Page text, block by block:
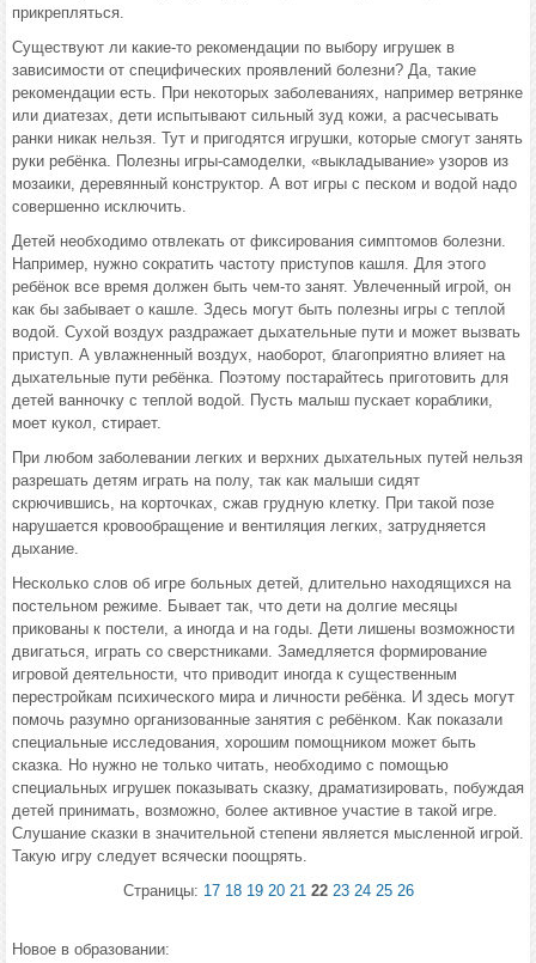
прикрепляться.
Существуют ли какие-то рекомендации по выбору игрушек в
зависимости от специфических проявлений болезни? Да, такие
рекомендации есть. При некоторых заболеваниях, например ветрянке
или диатезах, дети испытывают сильный зуд кожи, а расчесывать
ранки никак нельзя. Тут и пригодятся игрушки, которые смогут занять
руки ребёнка. Полезны игры-самоделки, «выкладывание» узоров из
мозаики, деревянный конструктор. А вот игры с песком и водой надо
совершенно исключить.
Детей необходимо отвлекать от фиксирования симптомов болезни.
Например, нужно сократить частоту приступов кашля. Для этого
ребёнок все время должен быть чем-то занят. Увлеченный игрой, он
как бы забывает о кашле. Здесь могут быть полезны игры с теплой
водой. Сухой воздух раздражает дыхательные пути и может вызвать
приступ. А увлажненный воздух, наоборот, благоприятно влияет на
дыхательные пути ребёнка. Поэтому постарайтесь приготовить для
детей ванночку с теплой водой. Пусть малыш пускает кораблики,
моет кукол, стирает.
При любом заболевании легких и верхних дыхательных путей нельзя
разрешать детям играть на полу, так как малыши сидят
скрючившись, на корточках, сжав грудную клетку. При такой позе
нарушается кровообращение и вентиляция легких, затрудняется
дыхание.
Несколько слов об игре больных детей, длительно находящихся на
постельном режиме. Бывает так, что дети на долгие месяцы
прикованы к постели, а иногда и на годы. Дети лишены возможности
двигаться, играть со сверстниками. Замедляется формирование
игровой деятельности, что приводит иногда к существенным
перестройкам психического мира и личности ребёнка. И здесь могут
помочь разумно организованные занятия с ребёнком. Как показали
специальные исследования, хорошим помощником может быть
сказка. Но нужно не только читать, необходимо с помощью
специальных игрушек показывать сказку, драматизировать, побуждая
детей принимать, возможно, более активное участие в такой игре.
Слушание сказки в значительной степени является мысленной игрой.
Такую игру следует всячески поощрять.
Страницы: 17 18 19 20 21 22 23 24 25 26
Новое в образовании: